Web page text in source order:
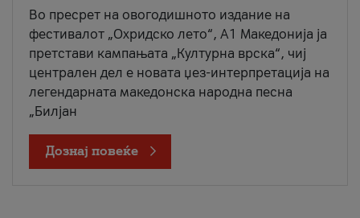
Во пресрет на овогодишното издание на
фестивалот „Охридско лето“, А1 Македонија ја
претстави кампањата „Културна врска“, чиј
централен дел е новата џез-интерпретација на
легендарната македонска народна песна
„Билјан
Дознај повеќе